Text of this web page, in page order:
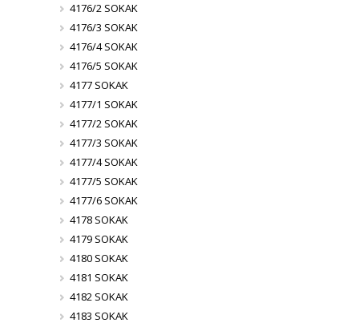
4176/2 SOKAK
4176/3 SOKAK
4176/4 SOKAK
4176/5 SOKAK
4177 SOKAK
4177/1 SOKAK
4177/2 SOKAK
4177/3 SOKAK
4177/4 SOKAK
4177/5 SOKAK
4177/6 SOKAK
4178 SOKAK
4179 SOKAK
4180 SOKAK
4181 SOKAK
4182 SOKAK
4183 SOKAK